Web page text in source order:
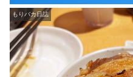
もりバカ日誌